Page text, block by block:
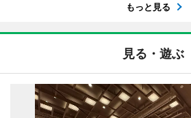
もっと見る
見る・遊ぶ